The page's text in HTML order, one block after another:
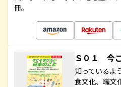
冊。
Ｓ０１ 今
知っているよ
食文化、職文